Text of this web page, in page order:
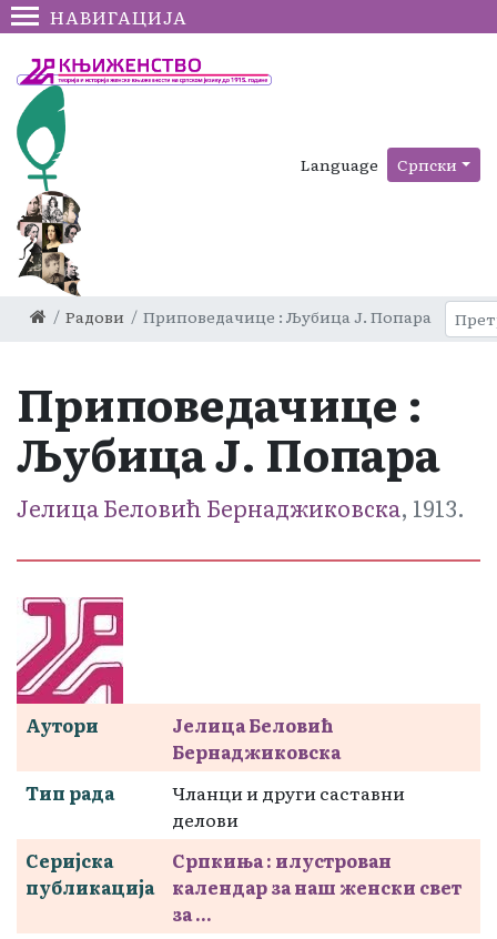
НАВИГАЦИЈА
Language Српски
Радови Приповедачице : Љубица Ј. Попара
Приповедачице :
Љубица Ј. Попара
Јелица Беловић Бернаджиковска, 1913.
Аутори
Јелица Беловић
Бернаджиковска
Тип рада
Чланци и други саставни
делови
Серијска
публикација
Српкиња : илустрован
календар за наш женски свет
за ...